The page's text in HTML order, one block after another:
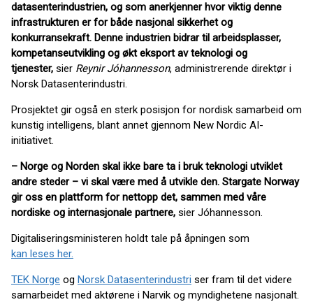
datasenterindustrien, og som anerkjenner hvor viktig denne
infrastrukturen er for både nasjonal sikkerhet og
konkurransekraft. Denne industrien bidrar til arbeidsplasser,
kompetanseutvikling og økt eksport av teknologi og
tjenester, sier Reynir Jóhannesson, administrerende direktør i
Norsk Datasenterindustri.
Prosjektet gir også en sterk posisjon for nordisk samarbeid om
kunstig intelligens, blant annet gjennom New Nordic AI-
initiativet.
– Norge og Norden skal ikke bare ta i bruk teknologi utviklet
andre steder – vi skal være med å utvikle den. Stargate Norway
gir oss en plattform for nettopp det, sammen med våre
nordiske og internasjonale partnere, sier Jóhannesson.
Digitaliseringsministeren holdt tale på åpningen som
kan leses her.
TEK Norge og Norsk Datasenterindustri ser fram til det videre
samarbeidet med aktørene i Narvik og myndighetene nasjonalt.